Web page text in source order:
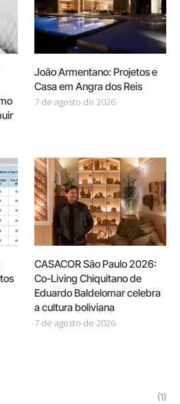
João Armentano: Projetos e
Casa em Angra dos Reis
7 de agosto de 2026
CASACOR São Paulo 2026:
Co-Living Chiquitano de
Eduardo Baldelomar celebra
a cultura boliviana
7 de agosto de 2026
(1)